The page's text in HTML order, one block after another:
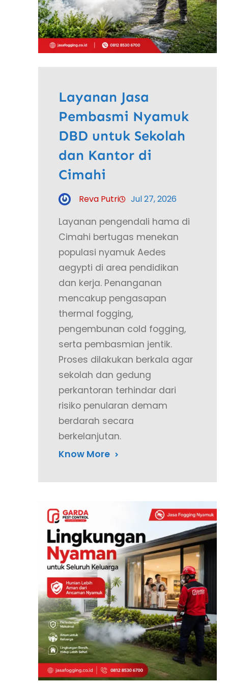
Layanan Jasa
Pembasmi Nyamuk
DBD untuk Sekolah
dan Kantor di
Cimahi
Reva Putri Jul 27, 2026
Layanan pengendali hama di
Cimahi bertugas menekan
populasi nyamuk Aedes
aegypti di area pendidikan
dan kerja. Penanganan
mencakup pengasapan
thermal fogging,
pengembunan cold fogging,
serta pembasmian jentik.
Proses dilakukan berkala agar
sekolah dan gedung
perkantoran terhindar dari
risiko penularan demam
berdarah secara
berkelanjutan.
Know More